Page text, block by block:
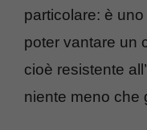
particolare: è
poter vantare un
cioè resistente
niente meno che